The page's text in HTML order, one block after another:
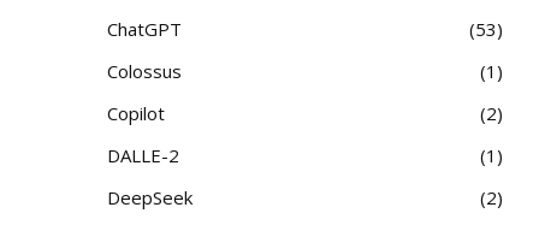
ChatGPT
53
Colossus
1
Copilot
2
DALLE-2
1
DeepSeek
2